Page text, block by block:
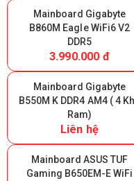
Mainboard Gigabyte
B860M Eagle WiFi6 V2
DDR5
3.990.000 đ
Mainboard Gigabyte
B550M K DDR4 AM4 ( 4
Ram)
Liên hệ
Mainboard ASUS TUF
Gaming B650EM-E WiFi